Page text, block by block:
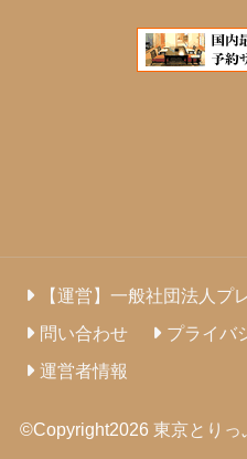
【運営】一般社団法人プ
問い合わせ
プライバ
運営者情報
©Copyright2026 東京とりっ